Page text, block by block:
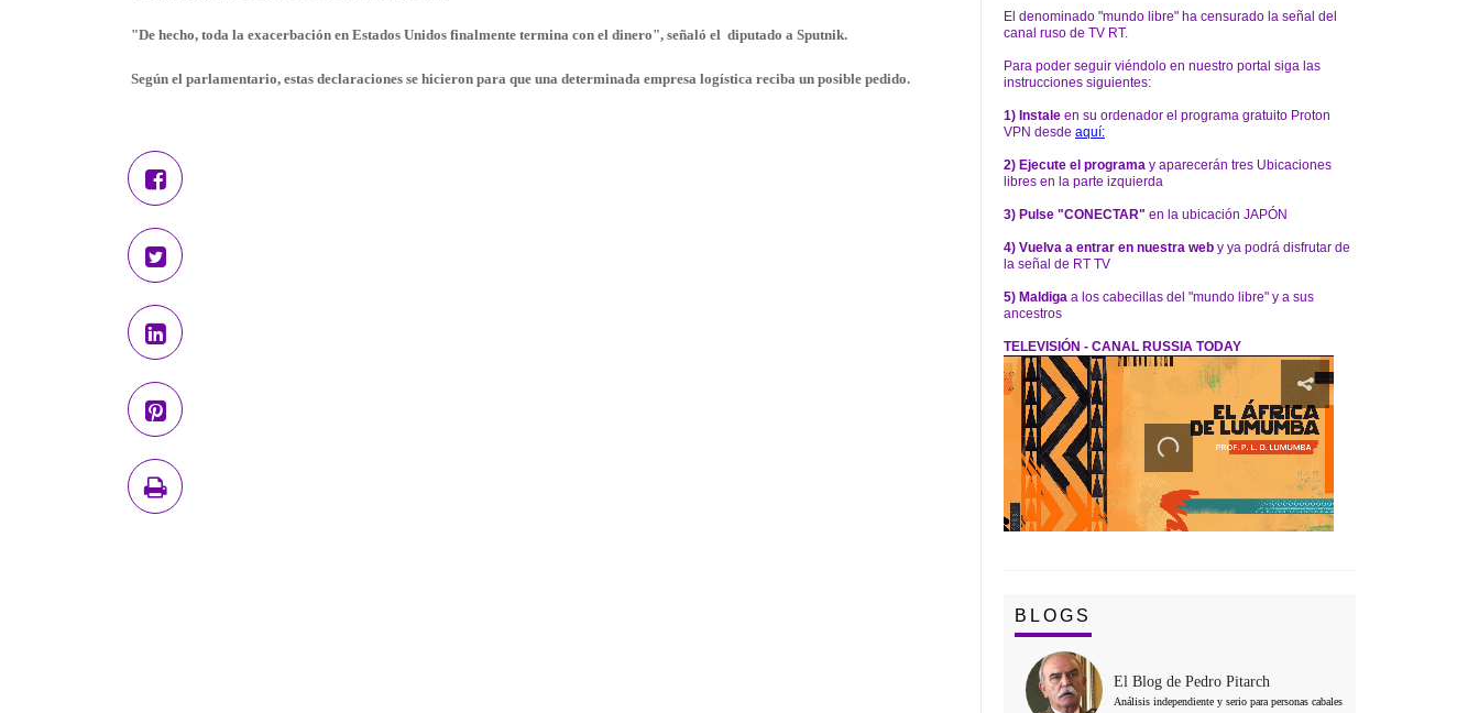
"De hecho, toda la exacerbación en Estados Unidos finalmente termina con el dinero", señaló el diputado a Sputnik.
Según el parlamentario, estas declaraciones se hicieron para que una determinada empresa logística reciba un posible pedido.
El denominado "mundo libre" ha censurado la señal del
canal ruso de TV RT.
Para poder seguir viéndolo en nuestro portal siga las
instrucciones siguientes:
1) Instale en su ordenador el programa gratuito Proton
VPN desde aquí:
2) Ejecute el programa y aparecerán tres Ubicaciones
libres en la parte izquierda
3) Pulse "CONECTAR" en la ubicación JAPÓN
4) Vuelva a entrar en nuestra web y ya podrá disfrutar de
la señal de RT TV
5) Maldiga a los cabecillas del "mundo libre" y a sus
ancestros
TELEVISIÓN - CANAL RUSSIA TODAY
BLOGS
El Blog de Pedro Pitarch
Análisis independiente y serio para personas cabales